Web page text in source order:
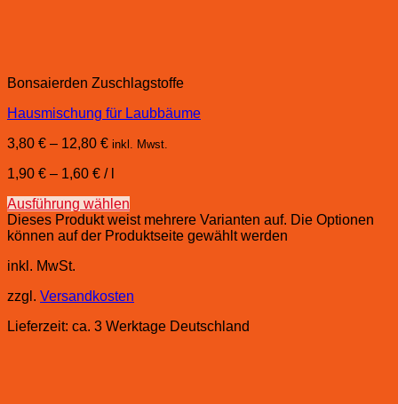
Bonsaierden Zuschlagstoffe
Hausmischung für Laubbäume
3,80 € – 12,80 € inkl. Mwst.
1,90 € – 1,60 € /
Ausführung wählen
Dieses Produkt weist mehrere Varianten auf. Die Optionen
können auf der Produktseite gewählt werden
inkl. MwSt.
zzgl. Versandkosten
Lieferzeit: ca. 3 Werktage Deutschland